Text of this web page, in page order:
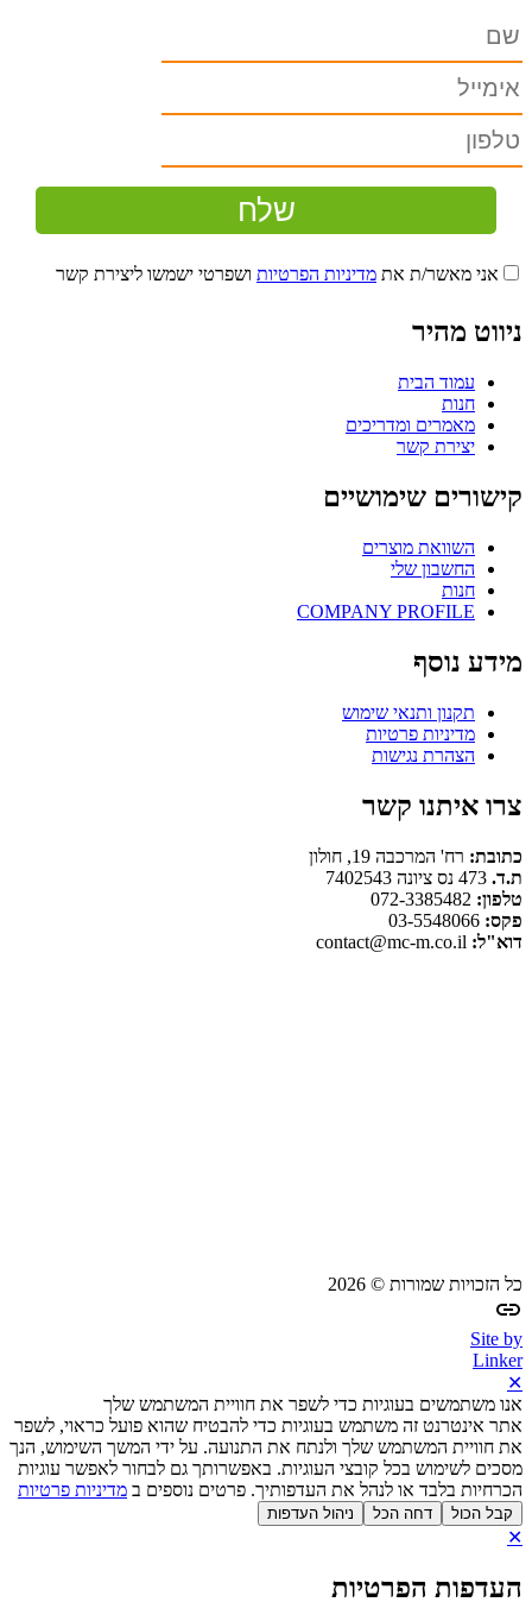
אני מאשר/ת את מדיניות הפרטיות ושפרטי ישמשו ליצירת קשר
ניווט מהיר
עמוד הבית
חנות
מאמרים ומדריכים
יצירת קשר
קישורים שימושיים
השוואת מוצרים
החשבון שלי
חנות
COMPANY PROFILE
מידע נוסף
תקנון ותנאי שימוש
מדיניות פרטיות
הצהרת נגישות
צרו איתנו קשר
כתובת: רח' המרכבה 19, חולון
ת.ד.
טלפון:
פקס:
דוא"ל:
כל הזכויות שמורות © 2026
Site by
Linker
✕
אנו משתמשים בעוגיות כדי לשפר את חוויית המשתמש שלך
אתר אינטרנט זה משתמש בעוגיות כדי להבטיח שהוא פועל כראוי, לשפר
את חוויית המשתמש שלך ולנתח את התנועה. על ידי המשך השימוש, הנך
מסכים לשימוש בכל קובצי העוגיות. באפשרותך גם לבחור לאפשר עוגיות
הכרחיות בלבד או לנהל את העדפותיך. פרטים נוספים ב מדיניות פרטיות
קבל הכול דחה הכל ניהול העדפות
✕
העדפות הפרטיות